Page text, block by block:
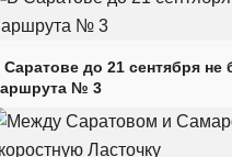
Саратове до 21 сентября
№ 3